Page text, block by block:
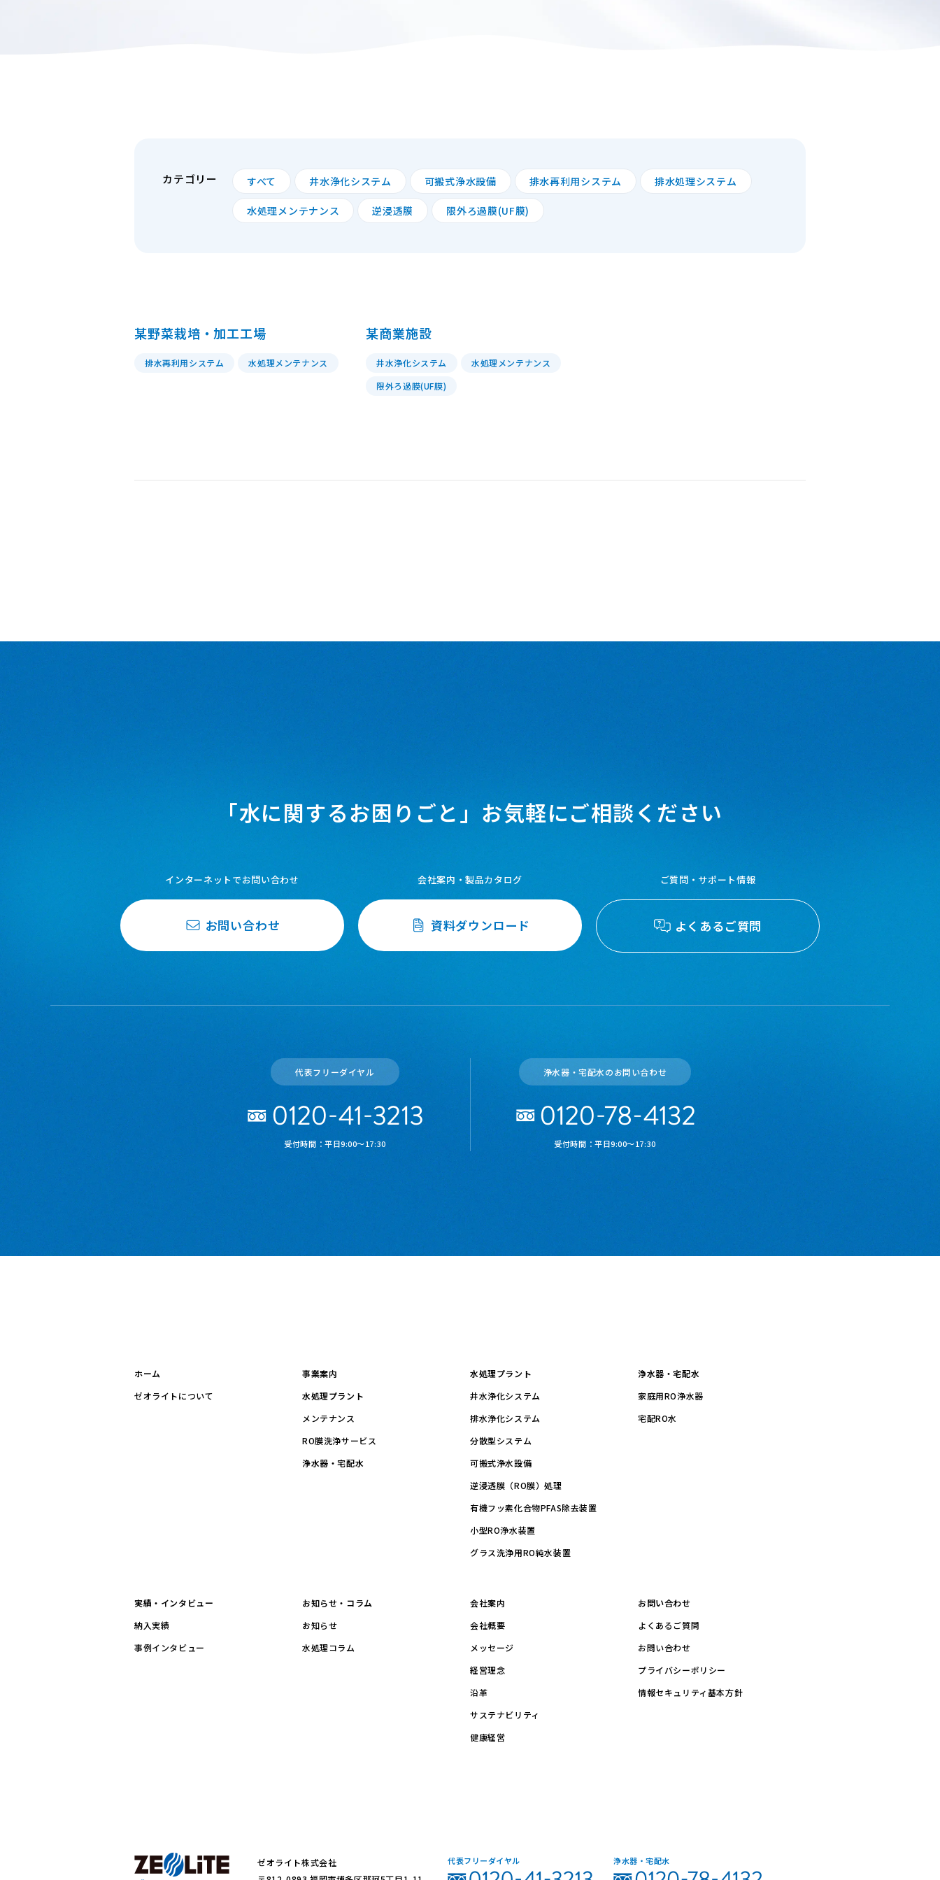
カテゴリー すべて 井水浄化システム 可搬式浄水設備 排水再利用システム 排水処理システム
水処理メンテナンス 逆浸透膜 限外ろ過膜(UF膜)
某野菜栽培・加工工場
排水再利用システム 水処理メンテナンス
某商業施設
井水浄化システム
水処理メンテナンス
限外ろ過膜(UF膜)
「水に関するお困りごと」 お気軽にご相談ください
インターネットでお問い合わせ
お問い合わせ
会社案内・製品カタログ
資料ダウンロード
ご質問・サポート情報
よくあるご質問
代表フリーダイヤル
受付時間：平日9:00～17:30
浄水器・宅配水のお問い合わせ
受付時間：平日9:00～17:30
ホーム
ゼオライトについて
事業案内
水処理プラント
メンテナンス
RO膜洗浄サービス
浄水器・宅配水
水処理プラント
井水浄化システム
排水浄化システム
分散型システム
可搬式浄水設備
逆浸透膜（RO膜）処理
有機フッ素化合物PFAS除去装置
小型RO浄水装置
グラス洗浄用RO純水装置
浄水器・宅配水
家庭用RO浄水器
宅配RO水
実績・インタビュー
納入実績
事例インタビュー
お知らせ・コラム
お知らせ
水処理コラム
会社案内
会社概要
メッセージ
経営理念
沿革
サステナビリティ
健康経営
お問い合わせ
よくあるご質問
お問い合わせ
プライバシーポリシー
情報セキュリティ基本方針
ゼオライト株式会社
代表フリーダイヤル 浄水器・宅配水